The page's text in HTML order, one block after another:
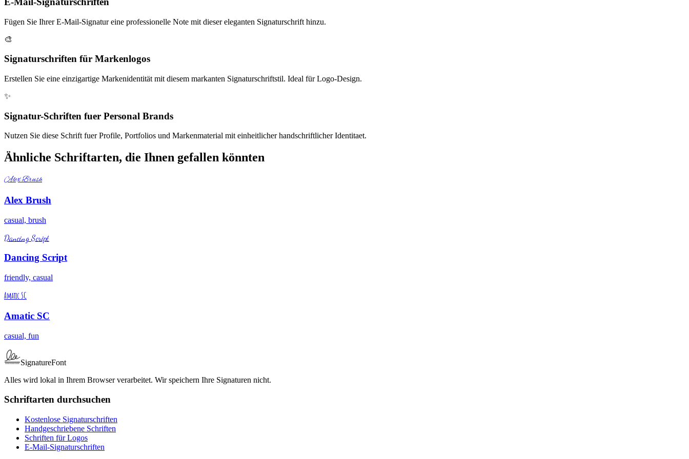
Fügen Sie Ihrer E-Mail-Signatur eine professionelle Note mit dieser eleganten Signaturschrift hinzu.
🎨
Signaturschriften für Markenlogos
Erstellen Sie eine einzigartige Markenidentität mit diesem markanten Signaturschriftstil. Ideal für Logo-Design.
✨
Signatur-Schriften fuer Personal Brands
Nutzen Sie diese Schrift fuer Profile, Portfolios und Markenmaterial mit einheitlicher handschriftlicher Identitaet.
Ähnliche Schriftarten, die Ihnen gefallen könnten
Alex Brush
Alex Brush
casual, brush
Dancing Script
Dancing Script
friendly, casual
Amatic SC
Amatic SC
casual, fun
SignatureFont
Alles wird lokal in Ihrem Browser verarbeitet. Wir speichern Ihre Signaturen nicht.
Schriftarten durchsuchen
Kostenlose Signaturschriften
Handgeschriebene Schriften
Schriften für Logos
E-Mail-Signaturschriften